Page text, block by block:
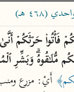
معنا في نشر القرآن
الباحث
علوم
(٤٦٨ هـ)
مُّلَـٰقُوهُۗ وَبَشِّرِ
أَيْ: مزرع